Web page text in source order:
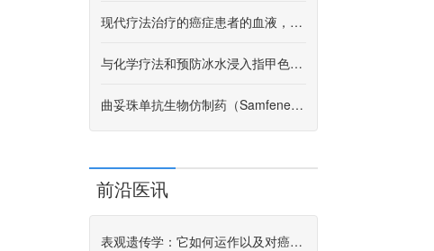
现代疗法治疗的癌症患者的血液，唾液和尿液的拉曼光谱的临床研究
与化学疗法和预防冰水浸入指甲色素沉着相关的指甲变化（Nipper）
曲妥珠单抗生物仿制药（Samfenet®）加上HER2阳性实体瘤（BIOS-HER）患者的医师选择（TPC）的治疗
前沿医讯
表观遗传学：它如何运作以及对癌症研究意味着什么